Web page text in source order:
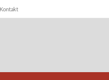
Kontakt